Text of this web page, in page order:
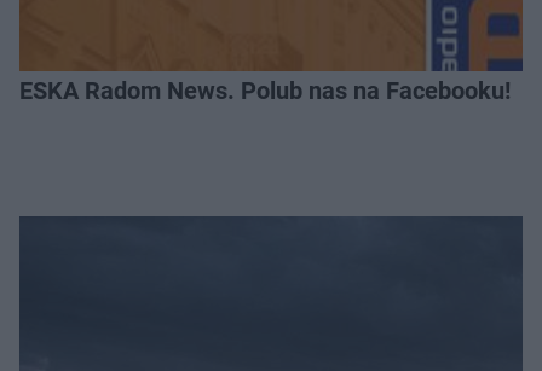
ESKA Radom News. Polub nas na Facebooku!